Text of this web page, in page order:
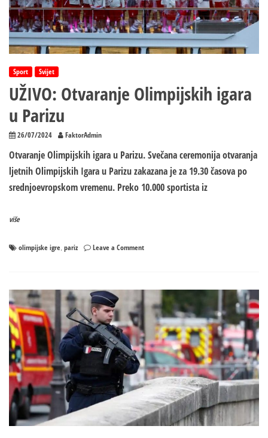
krenuo
u
HUMANITARNU
MISIJU,
oldtajmerom
godine
Sport Svijet
UŽIVO: Otvaranje Olimpijskih igara
u Parizu
26/07/2024 FaktorAdmin
Otvaranje Olimpijskih igara u Parizu. Svečana ceremonija otvaranja
ljetnih Olimpijskih Igara u Parizu zakazana je za 19.30 časova po
srednjoevropskom vremenu. Preko 10.000 sportista iz
više
olimpijske igre pariz Leave a Commenton
u
Parizu